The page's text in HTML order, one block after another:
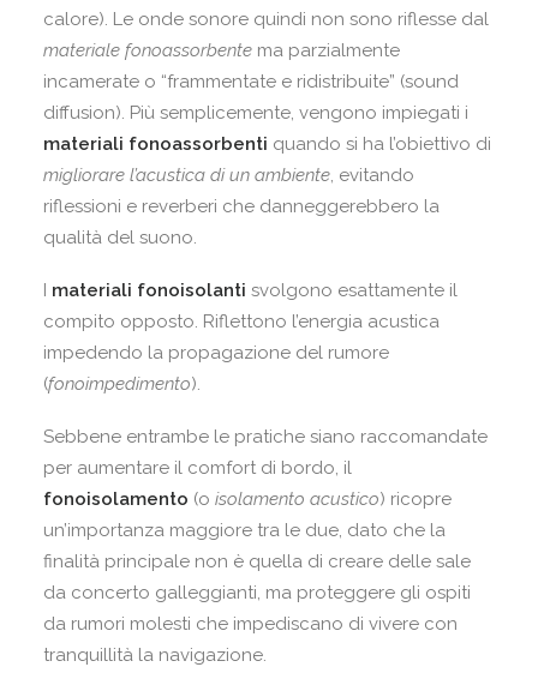
calore). Le onde sonore quindi non sono riflesse dal
materiale fonoassorbente ma parzialmente
incamerate o “frammentate e ridistribuite” (sound
diffusion). Più semplicemente, vengono impiegati i
materiali fonoassorbenti quando si ha l’obiettivo di
migliorare l’acustica di un ambiente, evitando
riflessioni e reverberi che danneggerebbero la
qualità del suono.
I materiali fonoisolanti svolgono esattamente il
compito opposto. Riflettono l’energia acustica
impedendo la propagazione del rumore
(fonoimpedimento).
Sebbene entrambe le pratiche siano raccomandate
per aumentare il comfort di bordo, il
fonoisolamento (o isolamento acustico) ricopre
un’importanza maggiore tra le due, dato che la
finalità principale non è quella di creare delle sale
da concerto galleggianti, ma proteggere gli ospiti
da rumori molesti che impediscano di vivere con
tranquillità la navigazione.